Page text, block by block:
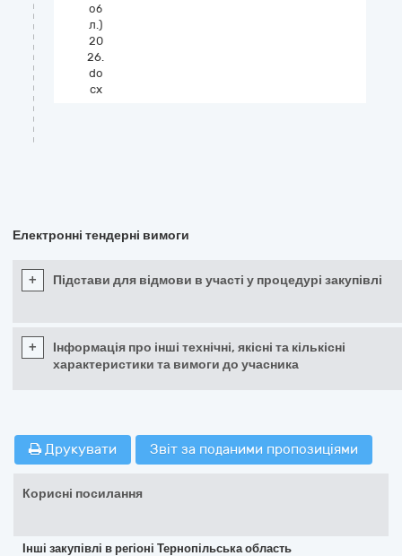
об
л.)
20
26.
do
cx
Електронні тендерні вимоги
+ Підстави для відмови в участі у процедурі закупівлі
+
Інформація про інші технічні, якісні та кількісні
характеристики та вимоги до учасника
Друкувати Звіт за поданими пропозиціями
Корисні посилання
Інші закупівлі в регіоні Тернопільська область